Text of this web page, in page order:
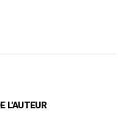
L'AUTEUR